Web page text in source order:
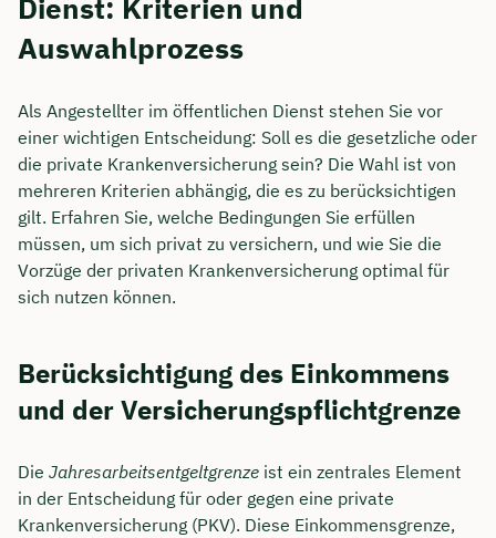
Auswahlprozess
Als Angestellter im öffentlichen Dienst stehen Sie vor
einer wichtigen Entscheidung: Soll es die gesetzliche oder
die private Krankenversicherung sein? Die Wahl ist von
mehreren Kriterien abhängig, die es zu berücksichtigen
gilt. Erfahren Sie, welche Bedingungen Sie erfüllen
müssen, um sich privat zu versichern, und wie Sie die
Vorzüge der privaten Krankenversicherung optimal für
sich nutzen können.
Berücksichtigung des Einkommens
und der Versicherungspflichtgrenze
Die Jahresarbeitsentgeltgrenze ist ein zentrales Element
in der Entscheidung für oder gegen eine private
Krankenversicherung (PKV). Diese Einkommensgrenze,